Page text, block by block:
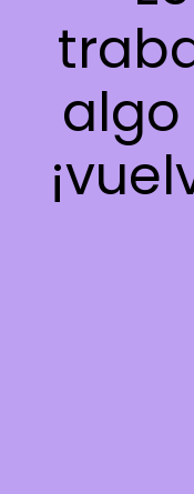
algo